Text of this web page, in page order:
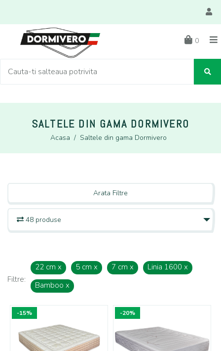
0
SALTELE DIN GAMA DORMIVERO
Acasa / Saltele din gama Dormivero
Arata Filtre
48 produse
Filtre:
22 cm x 5 cm x 7 cm x Linia 1600 x
Bamboo x
-15% -20%